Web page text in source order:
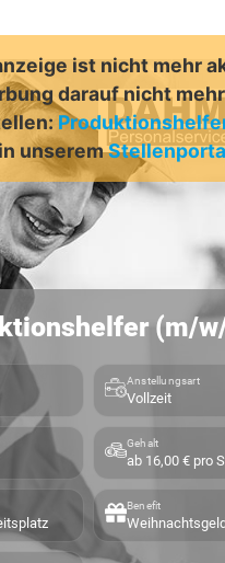
ist nicht mehr
darauf nicht
unserem
(m/
Anstellungsart
Vollzeit
Gehalt
ab 16,00 € pro
Benefit
Weihnachtsgeld